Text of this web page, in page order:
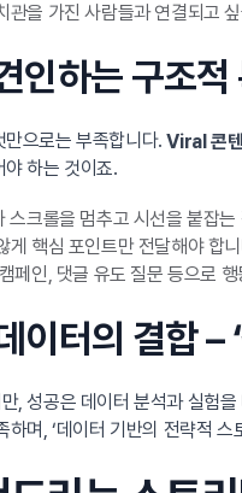
관을 가진 사람들과 연결되고
인하는 구조적
만으로는 부족합니다.Viral 콘텐
야 하는 것이죠.
스크롤을 멈추고 시선을 붙잡는
게 핵심 포인트만 전달해야 합
페인, 댓글 유도 질문 등으로
터의 결합 –
, 성공은 데이터 분석과 실험
하며, ‘데이터 기반의 전략적